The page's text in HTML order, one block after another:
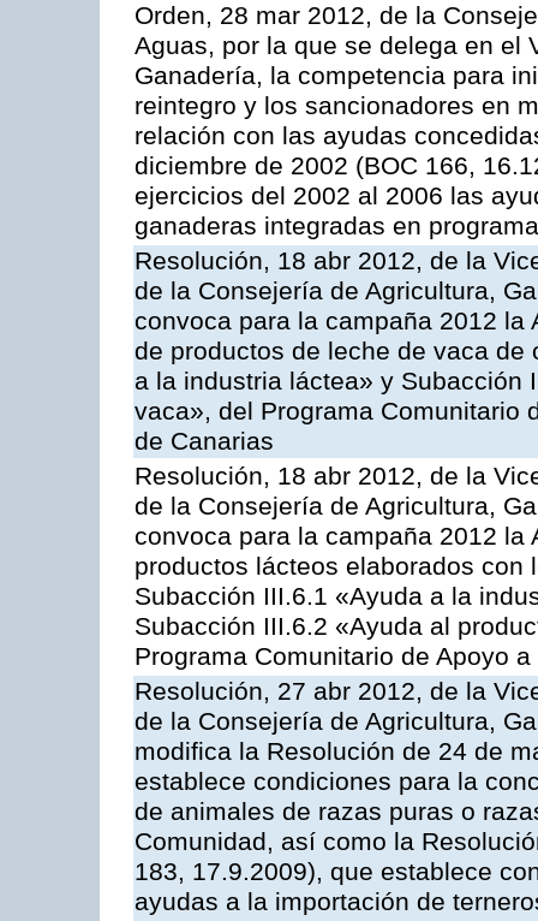
Orden, 28 mar 2012, de la
Aguas, por la que se delega en el
Ganadería, la competencia para
reintegro y los sancionadores en
relación con las ayudas
diciembre de 2002 (BOC 166,
ejercicios del 2002 al 2006 las
ganaderas integradas en
Resolución, 18 abr 2012, de la
de la Consejería de Agricultura,
convoca para la campaña 2012
de productos de leche de vaca
a la industria láctea» y Subacción
vaca», del Programa Comunitario
de Canarias
Resolución, 18 abr 2012, de la
de la Consejería de Agricultura,
convoca para la campaña 2012
productos lácteos elaborados
Subacción III.6.1 «Ayuda a la
Subacción III.6.2 «Ayuda al
Programa Comunitario de Apoyo
Resolución, 27 abr 2012, de la
de la Consejería de Agricultura,
modifica la Resolución de 24 de
establece condiciones para la
de animales de razas puras o
Comunidad, así como la
183, 17.9.2009), que establece
ayudas a la importación de